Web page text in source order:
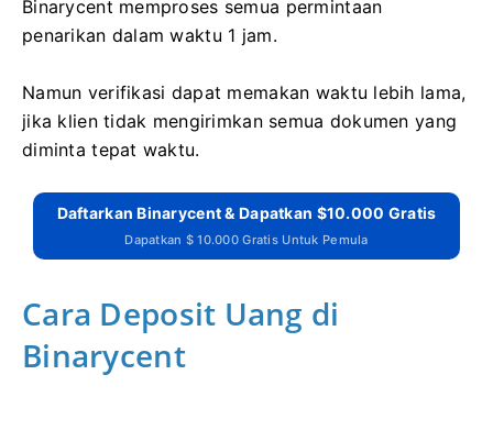
Binarycent memproses semua permintaan
penarikan dalam waktu 1 jam.
Namun verifikasi dapat memakan waktu lebih lama,
jika klien tidak mengirimkan semua dokumen yang
diminta tepat waktu.
Daftarkan Binarycent & Dapatkan $10.000 Gratis
Dapatkan $ 10.000 Gratis Untuk Pemula
Cara Deposit Uang di
Binarycent